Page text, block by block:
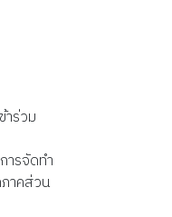
ร่วม
ารจัดทำ
าคส่วน